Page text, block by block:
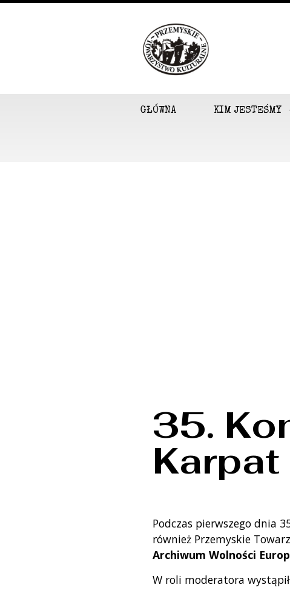
GŁÓWNA KIM JESTEŚMY
35.
Podczas pierwszego dnia
również Przemyskie
Archiwum Wolności
W roli moderatora